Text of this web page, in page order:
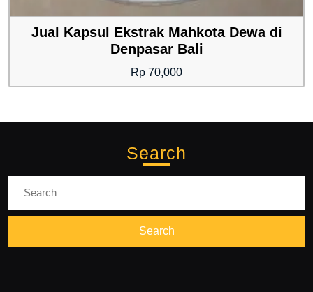
Jual Kapsul Ekstrak Mahkota Dewa di
Denpasar Bali
Rp 70,000
Search